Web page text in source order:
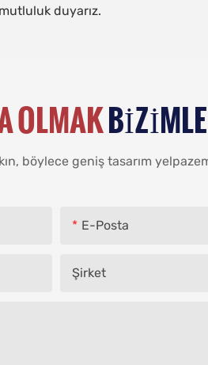
duyarız.
OLMAKBIZIMLE
böylece geniş tasarım
E-Posta
Şirket